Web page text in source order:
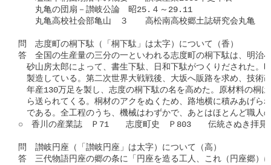
丸亀の団扇－讃岐公論　昭25.４～29.11
丸亀高校社会部亀山　３　　高松南高校郷土誌研究会丸亀
問　志度町の桐下駄（「桐下駄」は太字）について（香）
答　全国の生産量の三分の一といわれる志度町の桐下駄は、明治
砂山房太郎によって、書生下駄、日和下駄がつくりだされた。
製造している。第二次世界大戦戦後、大坂へ販路を求め、技術
年産130万足を製し、志度の桐下駄の名を高めた。原材料の桐
ら送られてくる。桐材のアクをぬくため、路地横に積みあげら
である。全工程のうち、機械はわずかで、あとはほとんど職人
○　香川の産業誌　Ｐ71　　志度町史　Ｐ803　　伝統さぬき拝見
問　讃岐円座（「讃岐円座」は太字）について（高）
答　三代物語円座の郷の条に「円座を造る工人、これ（円座郷）